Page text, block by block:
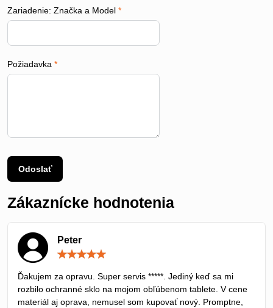
Zariadenie: Značka a Model *
Požiadavka *
Odoslať
Zákaznícke hodnotenia
Peter
5
Ďakujem za opravu. Super servis *****. Jediný keď sa mi
rozbilo ochranné sklo na mojom obľúbenom tablete. V cene
materiál aj oprava, nemusel som kupovať nový. Promptne,